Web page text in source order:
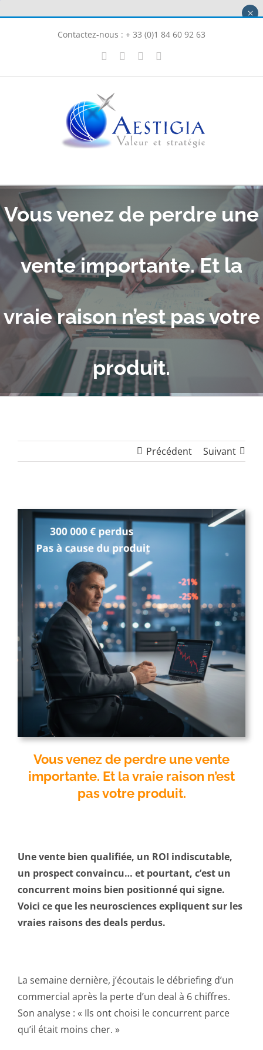
Contactez-nous : + 33 (0)1 84 60 92 63
LinkedInInstagram
Vous venez de perdre une
vente importante. Et la
vraie raison n’est pas votre
produit.
Précédent Suivant
Vous venez de perdre une vente
importante. Et la vraie raison n’est
pas votre produit.
Une vente bien qualifiée, un ROI indiscutable,
un prospect convaincu… et pourtant, c’est un
concurrent moins bien positionné qui signe.
Voici ce que les neurosciences expliquent sur les
vraies raisons des deals perdus.
La semaine dernière, j’écoutais le débriefing d’un
commercial après la perte d’un deal à 6 chiffres.
Son analyse : « Ils ont choisi le concurrent parce
qu’il était moins cher. »
×